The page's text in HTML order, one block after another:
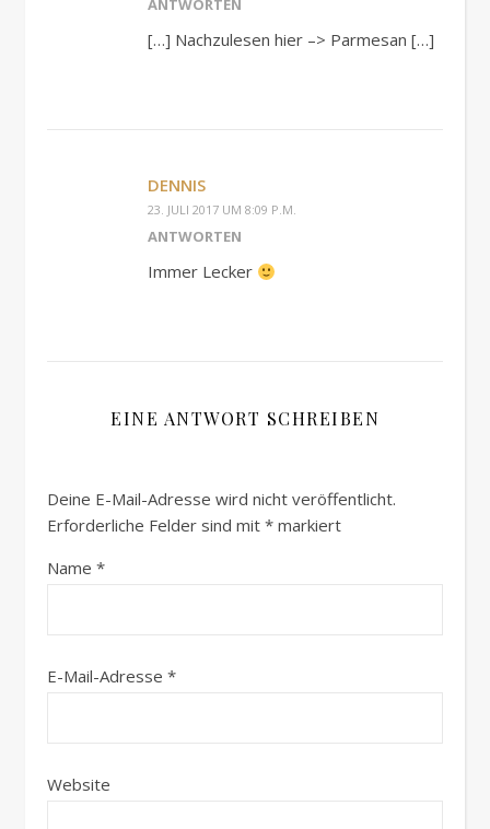
ANTWORTEN
[…] Nachzulesen hier –> Parmesan […]
DENNIS
23. JULI 2017 UM 8:09 P.M.
ANTWORTEN
Immer Lecker
EINE ANTWORT SCHREIBEN
Deine E-Mail-Adresse wird nicht veröffentlicht.
Erforderliche Felder sind mit * markiert
Name *
E-Mail-Adresse *
Website